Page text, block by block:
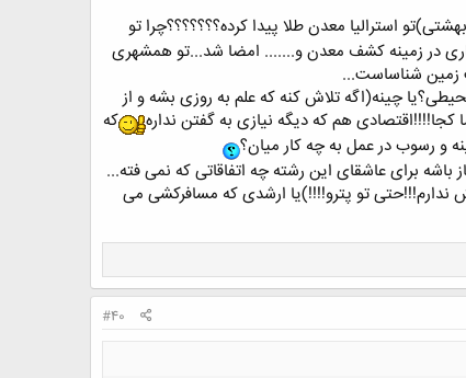
استرالیا معدن طلا پیدا کرده؟؟؟؟؟؟؟چرا تو
در زمینه کشف معدن و....... امضا شد...تو همشهری
زمین شناساست...
چینه(اگه تلاش کنه که علم به روزی بشه و از
هم که دیگه نیازی به گفتن نداره
که
و رسوب در عمل به چه کار میان؟
برای عاشقای این رشته چه اتفاقاتی که نمی فته...
ندارم!!!حتی تو پترو!!!!)یا ارشدی که مسافرکشی می
#40